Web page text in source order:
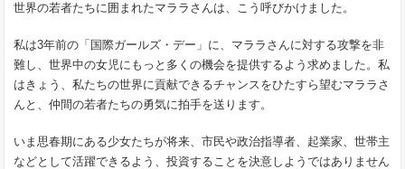
世界の若者たちに囲まれたマララさんは、こう呼びかけました。
私は3年前の「国際ガールズ・デー」に、マララさんに対する攻撃を非
難し、世界中の女児にもっと多くの機会を提供するよう求めました。私
はきょう、私たちの世界に貢献できるチャンスをひたすら望むマララさ
んと、仲間の若者たちの勇気に拍手を送ります。
いま思春期にある少女たちが将来、市民や政治指導者、起業家、世帯主
などとして活躍できるよう、投資することを決意しようではありません